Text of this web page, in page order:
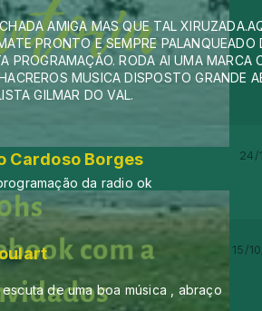
AMIGA MAS QUE TAL
PRONTO E SEMPRE PALANQUEADO
PROGRAMAÇÃO. RODA AI UMA MARCA
MUSICA DISPOSTO GRANDE
GILMAR DO VAL.
Cardoso Borges 24/
da radio ok
15/
de uma boa música , abraço